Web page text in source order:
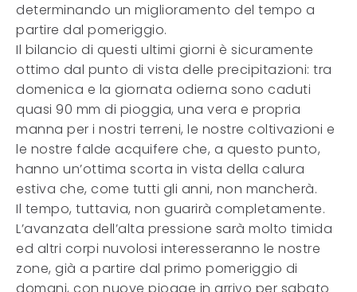
determinando un miglioramento del tempo a
partire dal pomeriggio.
Il bilancio di questi ultimi giorni è sicuramente
ottimo dal punto di vista delle precipitazioni: tra
domenica e la giornata odierna sono caduti
quasi 90 mm di pioggia, una vera e propria
manna per i nostri terreni, le nostre coltivazioni e
le nostre falde acquifere che, a questo punto,
hanno un’ottima scorta in vista della calura
estiva che, come tutti gli anni, non mancherà.
Il tempo, tuttavia, non guarirà completamente.
L’avanzata dell’alta pressione sarà molto timida
ed altri corpi nuvolosi interesseranno le nostre
zone, già a partire dal primo pomeriggio di